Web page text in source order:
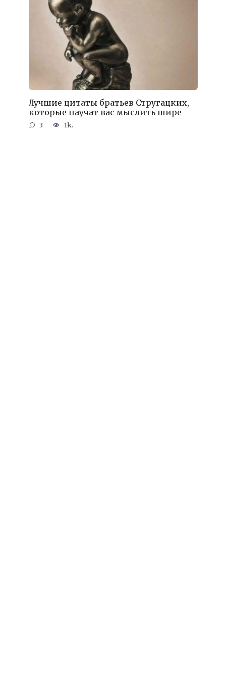
Лучшие цитаты братьев Стругацких,
которые научат вас мыслить шире
3 1k.